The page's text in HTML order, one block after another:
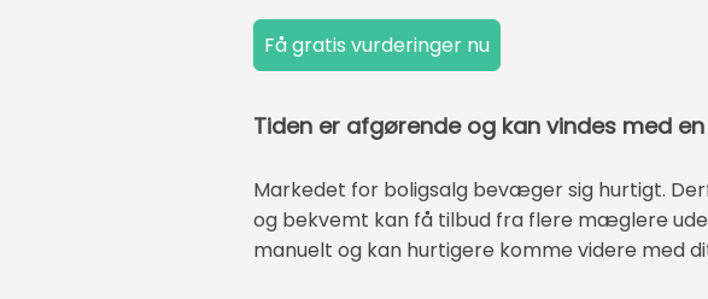
Tiden er afgørende og kan vindes med
Markedet for boligsalg bevæger sig hurtigt.
og bekvemt kan få tilbud fra flere mæglere
manuelt og kan hurtigere komme videre med